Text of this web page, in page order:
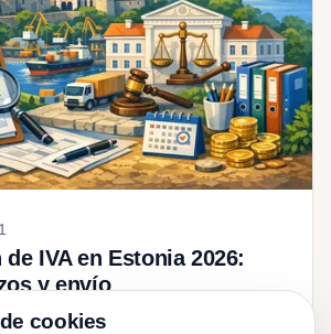
IVA en Estonia 2026:
y envío
cookies